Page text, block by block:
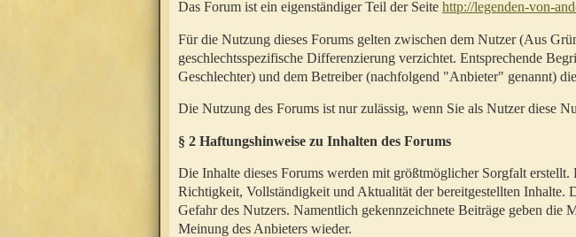
Das Forum ist ein eigenständiger Teil der Seite http://legenden-von-
Für die Nutzung dieses Forums gelten zwischen dem Nutzer (Aus
geschlechtsspezifische Differenzierung verzichtet. Entsprechende
Geschlechter) und dem Betreiber (nachfolgend "Anbieter" genannt)
Die Nutzung des Forums ist nur zulässig, wenn Sie als Nutzer diese
§ 2 Haftungshinweise zu Inhalten des Forums
Die Inhalte dieses Forums werden mit größtmöglicher Sorgfalt
Richtigkeit, Vollständigkeit und Aktualität der bereitgestellten Inhalte.
Gefahr des Nutzers. Namentlich gekennzeichnete Beiträge geben
Meinung des Anbieters wieder.